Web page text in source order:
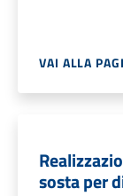
VAI ALLA
sosta per